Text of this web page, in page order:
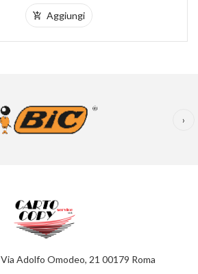
Aggiungi
›
Via Adolfo Omodeo, 21 00179 Roma